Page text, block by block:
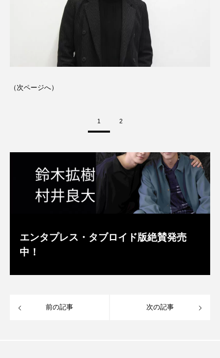
（次ページへ）
1 2
エンタプレス・タブロイド版絶賛発売
中！
前の記事 次の記事